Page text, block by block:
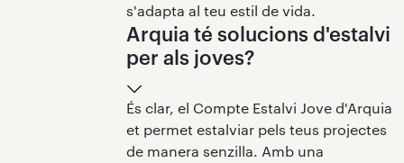
s'adapta al teu estil de vida.
Arquia té solucions d'estalvi
per als joves?
És clar, el Compte Estalvi Jove d'Arquia
et permet estalviar pels teus projectes
de manera senzilla. Amb una